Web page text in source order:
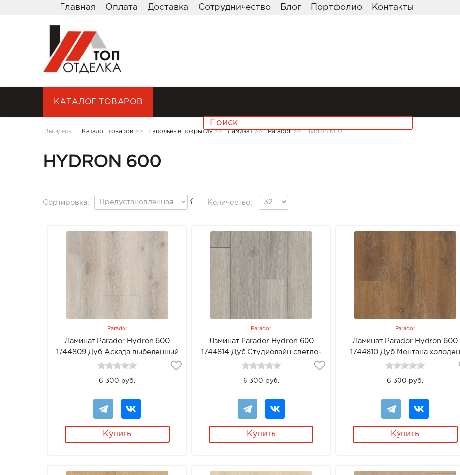
Главная Оплата Доставка Сотрудничество Блог Портфолио Контакты
КАТАЛОГ ТОВАРОВ
Вы здесь: Каталог товаров >> Напольные покрытия >> Ламинат >> Parador >> Hydron 600
HYDRON 600
Сортировка: Количество:
Parador
Ламинат Parador Hydron 600
1744809 Дуб Аскада выбеленный
6 300 руб.
Купить
Parador
Ламинат Parador Hydron 600
1744814 Дуб Студиолайн светло-
серый
6 300 руб.
Купить
Parador
Ламинат Parador Hydron 600
1744810 Дуб Монтана холоден
6 300 руб.
Купить